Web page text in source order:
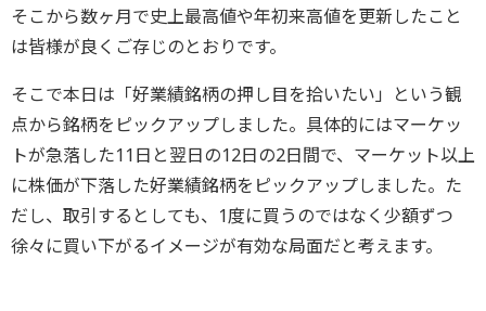
そこから数ヶ月で史上最高値や年初来高値を更新したこと
は皆様が良くご存じのとおりです。
そこで本日は「好業績銘柄の押し目を拾いたい」という観
点から銘柄をピックアップしました。具体的にはマーケッ
トが急落した11日と翌日の12日の2日間で、マーケット以上
に株価が下落した好業績銘柄をピックアップしました。た
だし、取引するとしても、1度に買うのではなく少額ずつ
徐々に買い下がるイメージが有効な局面だと考えます。